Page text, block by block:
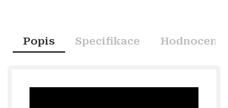
Popis Specifikace Hodnocení